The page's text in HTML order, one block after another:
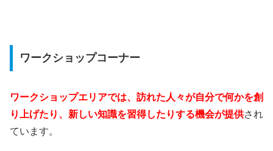
ワークショップコーナー
ワークショップエリアでは、訪れた人々が自分で何かを創
り上げたり、新しい知識を習得したりする機会が提供され
ています。